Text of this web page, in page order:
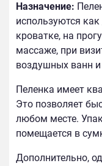
Назначение:
используются
кроватке, на
массаже, при
воздушных ванн и
Пеленка имеет
Это позволяет
любом месте.
помещается в
Дополнительно,